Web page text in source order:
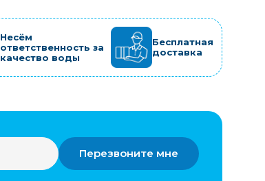
Несём
ответственность за
качество воды
Бесплатная
доставка
Перезвоните мне